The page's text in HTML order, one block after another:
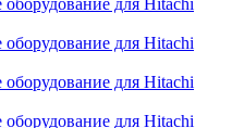
оборудование для Hitachi
оборудование для Hitachi
оборудование для Hitachi
оборудование для Hitachi